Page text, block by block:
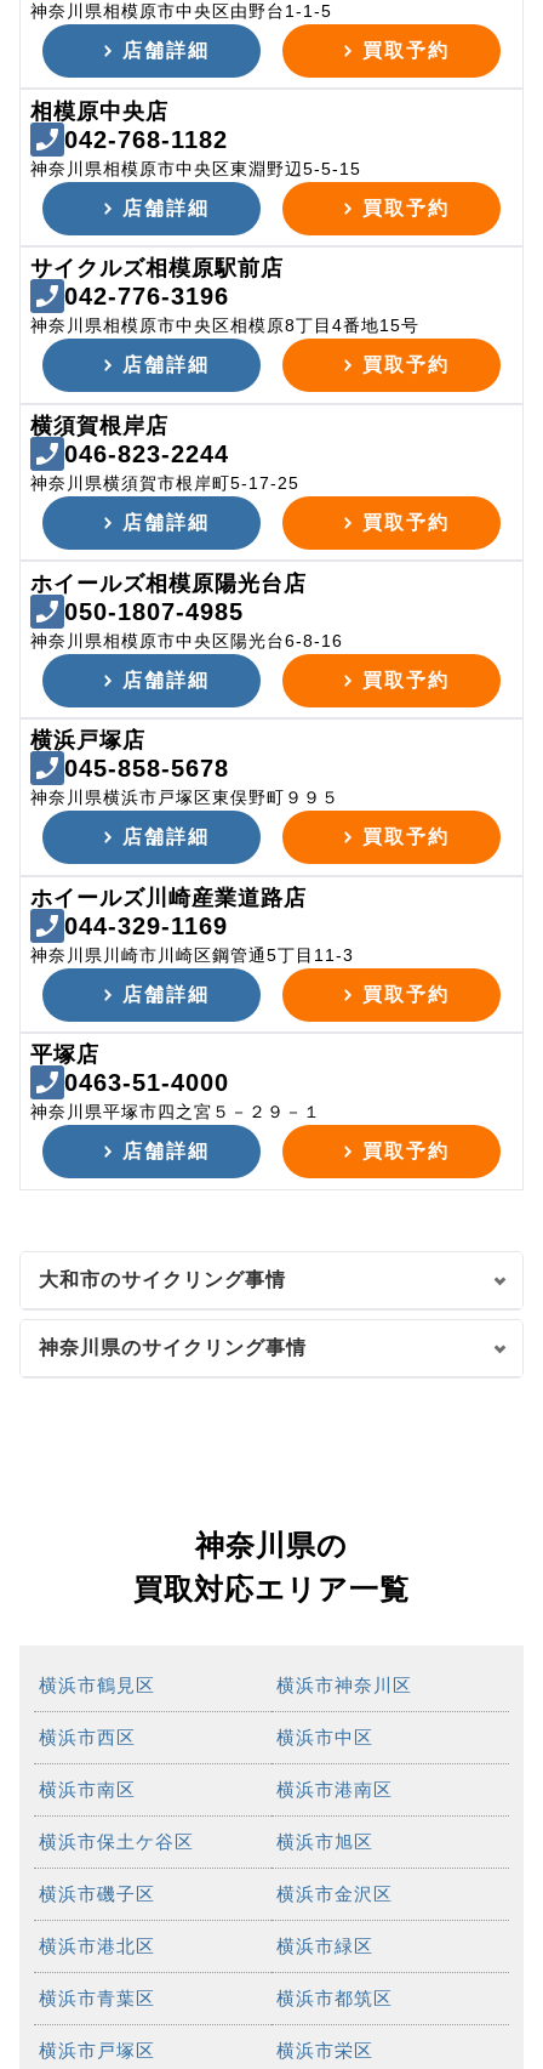
神奈川県相模原市中央区由野台1-1-5
店舗詳細 買取予約
相模原中央店
042-768-1182
神奈川県相模原市中央区東淵野辺5-5-15
店舗詳細 買取予約
サイクルズ相模原駅前店
042-776-3196
神奈川県相模原市中央区相模原8丁目4番地15号
店舗詳細 買取予約
横須賀根岸店
046-823-2244
神奈川県横須賀市根岸町5-17-25
店舗詳細 買取予約
ホイールズ相模原陽光台店
050-1807-4985
神奈川県相模原市中央区陽光台6-8-16
店舗詳細 買取予約
横浜戸塚店
045-858-5678
神奈川県横浜市戸塚区東俣野町９９５
店舗詳細 買取予約
ホイールズ川崎産業道路店
044-329-1169
神奈川県川崎市川崎区鋼管通5丁目11-3
店舗詳細 買取予約
平塚店
0463-51-4000
神奈川県平塚市四之宮５－２９－１
店舗詳細 買取予約
大和市のサイクリング事情
神奈川県のサイクリング事情
神奈川県の
買取対応エリア一覧
横浜市鶴見区 横浜市神奈川区
横浜市西区 横浜市中区
横浜市南区 横浜市港南区
横浜市保土ケ谷区 横浜市旭区
横浜市磯子区 横浜市金沢区
横浜市港北区 横浜市緑区
横浜市青葉区 横浜市都筑区
横浜市戸塚区 横浜市栄区